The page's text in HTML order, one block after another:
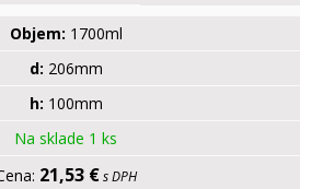
Objem: 1700ml
d: 206mm
h: 100mm
Na sklade 1 ks
21,53 € s DPH